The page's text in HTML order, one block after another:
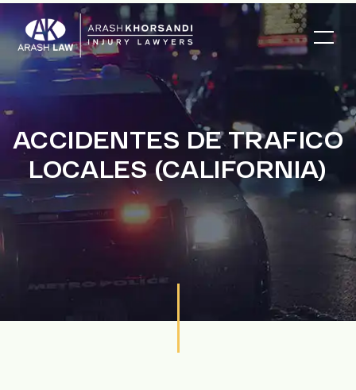
ACCIDENTES DE TRAFICO
LOCALES (CALIFORNIA)